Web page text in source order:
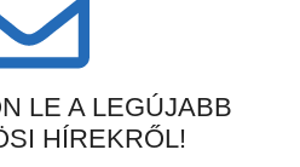
LE A LEGÚJABB
HÍREKRŐL!